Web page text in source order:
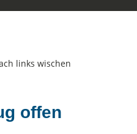
links wischen
offen